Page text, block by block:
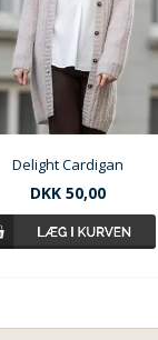
Delight Cardigan
DKK 50,00